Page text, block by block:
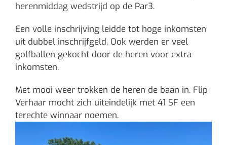
herenmiddag wedstrijd op de Par3.
Een volle inschrijving leidde tot hoge inkomsten
uit dubbel inschrijfgeld. Ook werden er veel
golfballen gekocht door de heren voor extra
inkomsten.
Met mooi weer trokken de heren de baan in. Flip
Verhaar mocht zich uiteindelijk met 41 SF een
terechte winnaar noemen.